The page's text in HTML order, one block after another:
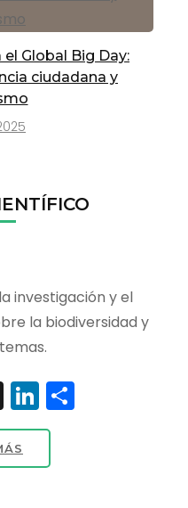
Global Big Day:
ciudadana y
investigación y el
la biodiversidad y
X LinkedIn